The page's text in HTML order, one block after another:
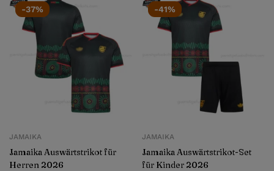
-37%
JAMAIKA
Jamaika Auswärtstrikot für
Herren 2026
-41%
JAMAIKA
Jamaika Auswärtstrikot-Set
für Kinder 2026